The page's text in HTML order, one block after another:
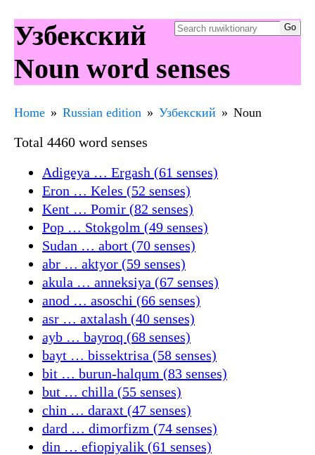
Узбекский
Noun word senses
Home Russian edition Узбекский Noun
Total 4460 word senses
Adigeya … Ergash (61 senses)
Eron … Keles (52 senses)
Kent … Pomir (82 senses)
Pop … Stokgolm (49 senses)
Sudan … abort (70 senses)
abr … aktyor (59 senses)
akula … anneksiya (67 senses)
anod … asoschi (66 senses)
asr … axtalash (40 senses)
ayb … bayroq (68 senses)
bayt … bissektrisa (58 senses)
bit … burun-halqum (83 senses)
but … chilla (55 senses)
chin … daraxt (47 senses)
dard … dimorfizm (74 senses)
din … efiopiyalik (61 senses)